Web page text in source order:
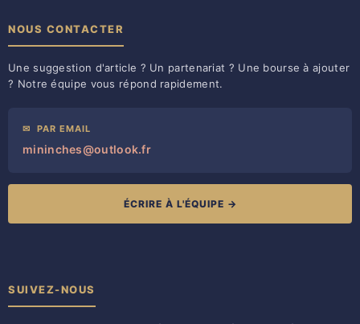
NOUS CONTACTER
Une suggestion d'article ? Un partenariat ? Une bourse à ajouter
? Notre équipe vous répond rapidement.
✉ PAR EMAIL
mininches@outlook.fr
ÉCRIRE À L'ÉQUIPE →
SUIVEZ-NOUS